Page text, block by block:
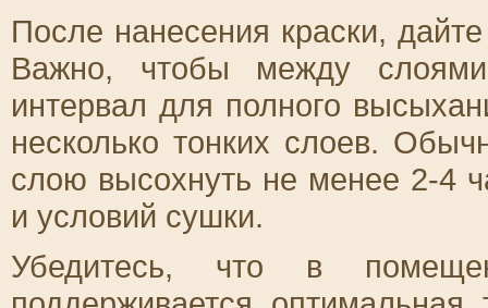
После нанесения краски,
Важно, чтобы между слоями
интервал для полного
несколько тонких слоев.
слою высохнуть не менее 2-4
и условий сушки.
Убедитесь, что в